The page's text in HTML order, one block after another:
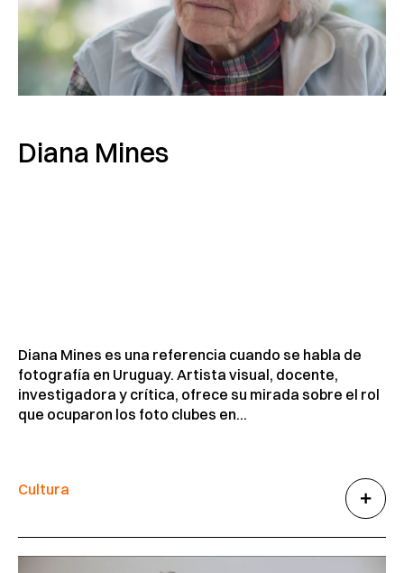
Diana Mines
Diana Mines es una referencia cuando se habla de
fotografía en Uruguay. Artista visual, docente,
investigadora y crítica, ofrece su mirada sobre el rol
que ocuparon los foto clubes en...
Cultura